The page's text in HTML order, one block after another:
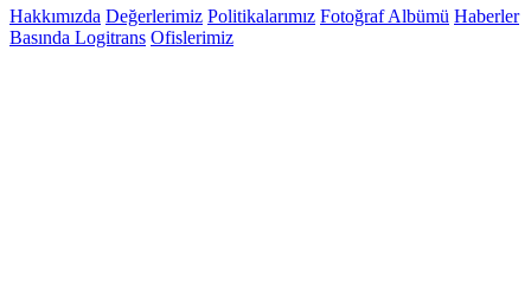
Hakkımızda Değerlerimiz Politikalarımız Fotoğraf Albümü Haberler
Basında Logitrans Ofislerimiz